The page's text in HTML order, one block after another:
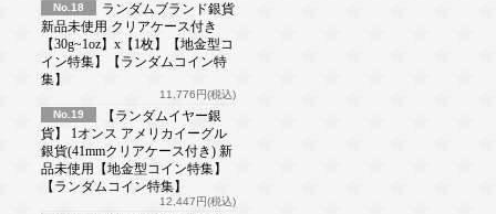
No.18
ランダムブランド銀貨
新品未使用 クリアケース付き
【30g~1oz】x【1枚】【地金型コ
イン特集】【ランダムコイン特
集】
11,776円(税込)
No.19
【ランダムイヤー銀
貨】 1オンス アメリカイーグル
銀貨(41mmクリアケース付き) 新
品未使用【地金型コイン特集】
【ランダムコイン特集】
12,447円(税込)